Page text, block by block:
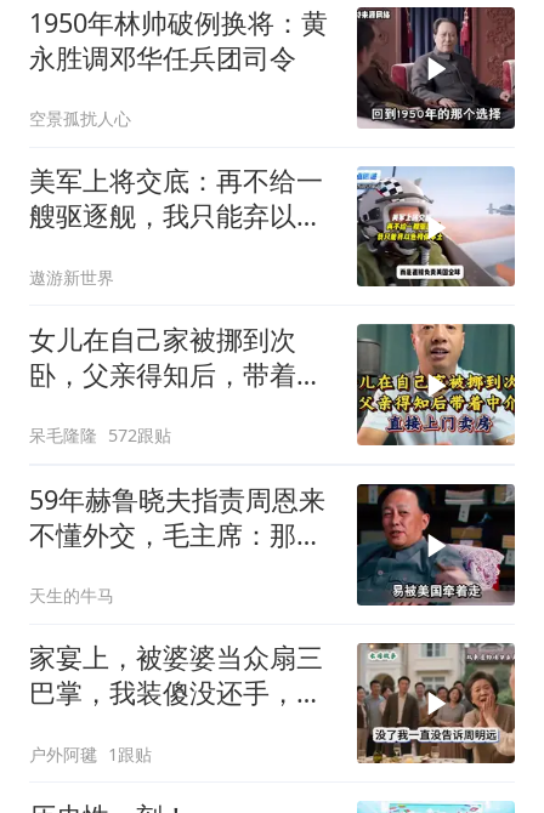
1950年林帅破例换将：黄
永胜调邓华任兵团司令
空景孤扰人心
美军上将交底：再不给一
艘驱逐舰，我只能弃以色
遨游新世界
女儿在自己家被挪到次
卧，父亲得知后，带着中
呆毛隆隆 572跟贴
59年赫鲁晓夫指责周恩来
不懂外交，毛主席：那我
天生的牛马
家宴上，被婆婆当众扇三
巴掌，我装傻没还手，悄
夫全家10人被新户主请出
家门
户外阿毽 1跟贴